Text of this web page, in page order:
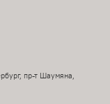
пр-т Шаумяна,